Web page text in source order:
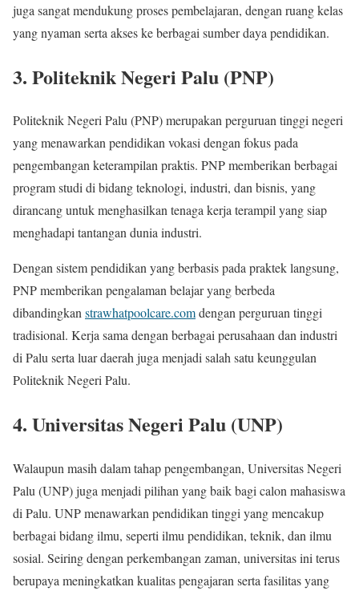
juga sangat mendukung proses pembelajaran, dengan ruang kelas
yang nyaman serta akses ke berbagai sumber daya pendidikan.
3. Politeknik Negeri Palu (PNP)
Politeknik Negeri Palu (PNP) merupakan perguruan tinggi negeri
yang menawarkan pendidikan vokasi dengan fokus pada
pengembangan keterampilan praktis. PNP memberikan berbagai
program studi di bidang teknologi, industri, dan bisnis, yang
dirancang untuk menghasilkan tenaga kerja terampil yang siap
menghadapi tantangan dunia industri.
Dengan sistem pendidikan yang berbasis pada praktek langsung,
PNP memberikan pengalaman belajar yang berbeda
dibandingkanstrawhatpoolcare.comdengan perguruan tinggi
tradisional. Kerja sama dengan berbagai perusahaan dan industri
di Palu serta luar daerah juga menjadi salah satu keunggulan
Politeknik Negeri Palu.
4. Universitas Negeri Palu (UNP)
Walaupun masih dalam tahap pengembangan, Universitas Negeri
Palu (UNP) juga menjadi pilihan yang baik bagi calon mahasiswa
di Palu. UNP menawarkan pendidikan tinggi yang mencakup
berbagai bidang ilmu, seperti ilmu pendidikan, teknik, dan ilmu
sosial. Seiring dengan perkembangan zaman, universitas ini terus
berupaya meningkatkan kualitas pengajaran serta fasilitas yang